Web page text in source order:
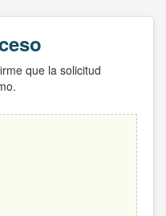
que la solicitud